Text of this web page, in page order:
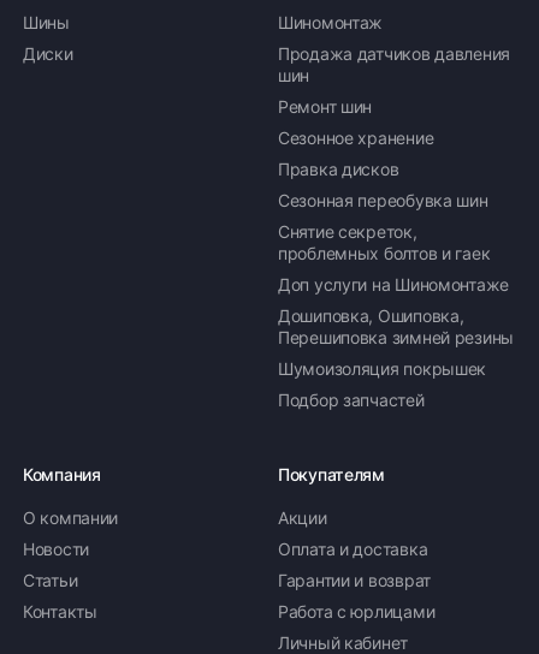
Шины
Диски
Шиномонтаж
Продажа датчиков давления
шин
Ремонт шин
Сезонное хранение
Правка дисков
Сезонная переобувка шин
Снятие секреток,
проблемных болтов и гаек
Доп услуги на Шиномонтаже
Дошиповка, Ошиповка,
Перешиповка зимней резины
Шумоизоляция покрышек
Подбор запчастей
Компания
О компании
Новости
Статьи
Контакты
Покупателям
Акции
Оплата и доставка
Гарантии и возврат
Работа с юрлицами
Личный кабинет